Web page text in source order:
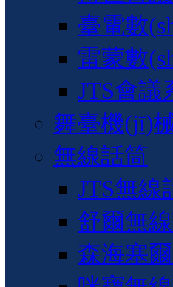
臺電數
雷蒙數
JTS會議
舞臺機(jī)
無線話筒
JTS無線
舒爾無
森海塞